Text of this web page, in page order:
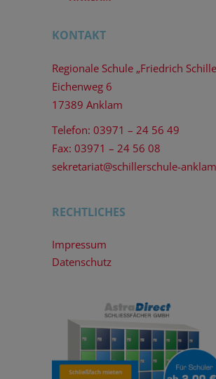
KONTAKT
Regionale Schule „Friedrich
Eichenweg 6
17389 Anklam
Telefon: 03971 – 24 56 49
Fax: 03971 – 24 56 08
sekretariat@schillerschule-
RECHTLICHES
Impressum
Datenschutz